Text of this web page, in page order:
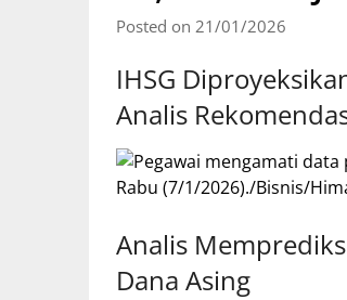
Posted on 21/01/2026
IHSG
Analis
Analis
Dana Asing